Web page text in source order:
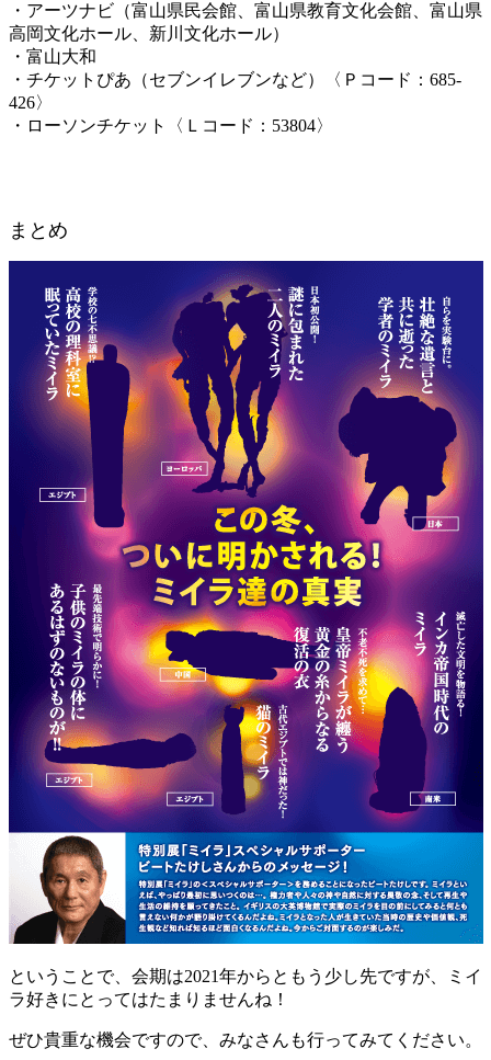
・アーツナビ（富山県民会館、富山県教育文化会館、富山県
高岡文化ホール、新川文化ホール）
・富山大和
・チケットぴあ（セブンイレブンなど）〈Ｐコード：685-
426〉
・ローソンチケット〈Ｌコード：53804〉
まとめ
ということで、会期は2021年からともう少し先ですが、ミイ
ラ好きにとってはたまりませんね！
ぜひ貴重な機会ですので、みなさんも行ってみてください。